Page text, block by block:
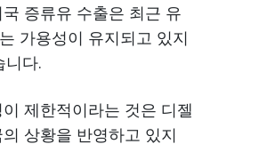
증류유 수출은 최근 유
가용성이 유지되고 있지
니다.
제한적이라는 것은 디젤
상황을 반영하고 있지